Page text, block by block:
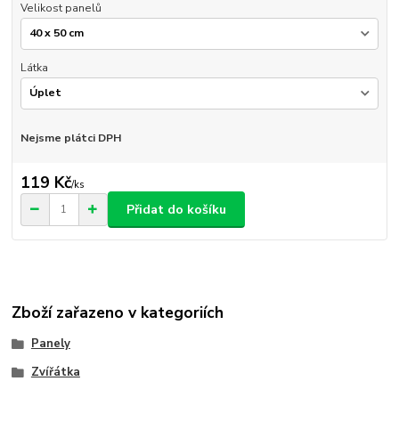
Velikost panelů
Látka
Nejsme plátci DPH
119 Kč/ks
Přidat do košíku
Zboží zařazeno v kategoriích
Panely
Zvířátka